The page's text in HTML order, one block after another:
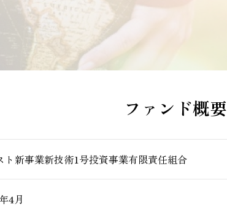
ファンド概要
ト新事業新技術1号投資事業有限責任組合
4月